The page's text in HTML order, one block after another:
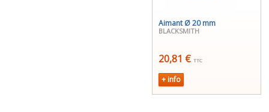
Aimant Ø 20 mm
BLACKSMITH
20,81 € TTC
+ info